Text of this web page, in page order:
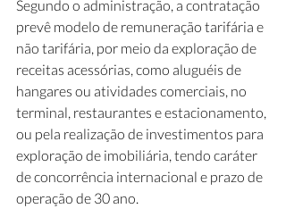
Segundo o administração, a contratação
prevê modelo de remuneração tarifária e
não tarifária, por meio da exploração de
receitas acessórias, como aluguéis de
hangares ou atividades comerciais, no
terminal, restaurantes e estacionamento,
ou pela realização de investimentos para
exploração de imobiliária, tendo caráter
de concorrência internacional e prazo de
operação de 30 ano.